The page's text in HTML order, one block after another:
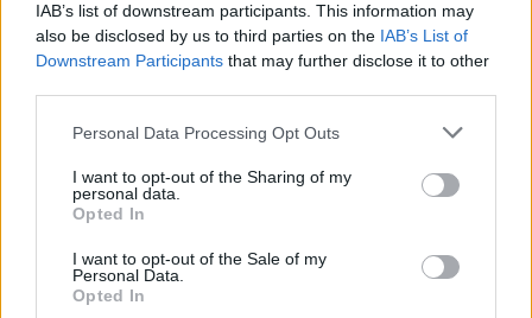
IAB’s list of downstream participants. This information may
also be disclosed by us to third parties on the IAB’s List of
Downstream Participants that may further disclose it to other
Personal Data Processing Opt Outs
I want to opt-out of the Sharing of my
personal data.
Opted In
I want to opt-out of the Sale of my
Personal Data.
Opted In
Call Center
25313-52400
FAX
25310-22756
Center for Open Protection of the Elderly (C.O.P.E.)
25310-22797
25310-22222
Police Department
Train Station
25310-22650
Archaeological Museum